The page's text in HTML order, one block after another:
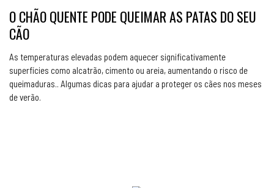
O CHÃO QUENTE PODE QUEIMAR AS PATAS DO SEU
CÃO
As temperaturas elevadas podem aquecer significativamente
superfícies como alcatrão, cimento ou areia, aumentando o risco de
queimaduras.. Algumas dicas para ajudar a proteger os cães nos meses
de verão.